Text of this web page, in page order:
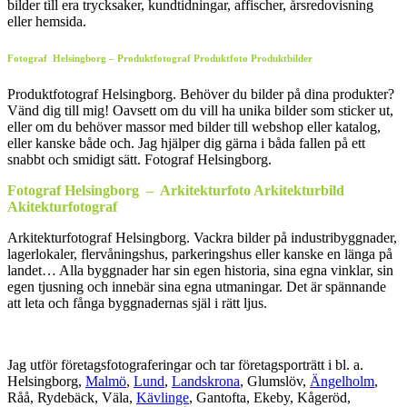
bilder till era trycksaker, kundtidningar, affischer, årsredovisning
eller hemsida.
Fotograf Helsingborg – Produktfotograf Produktfoto Produktbilder
Produktfotograf Helsingborg. Behöver du bilder på dina produkter?
Vänd dig till mig! Oavsett om du vill ha unika bilder som sticker ut,
eller om du behöver massor med bilder till webshop eller katalog,
eller kanske både och. Jag hjälper dig gärna i båda fallen på ett
snabbt och smidigt sätt. Fotograf Helsingborg.
FotografHelsingborg – Arkitekturfoto Arkitekturbild
Akitekturfotograf
Arkitekturfotograf Helsingborg. Vackra bilder på industribyggnader,
lagerlokaler, flervåningshus, parkeringshus eller kanske en länga på
landet… Alla byggnader har sin egen historia, sina egna vinklar, sin
egen tjusning och innebär sina egna utmaningar. Det är spännande
att leta och fånga byggnadernas själ i rätt ljus.
Jag utför företagsfotograferingar och tar företagsporträtt i bl. a.
Helsingborg, Malmö, Lund, Landskrona, Glumslöv, Ängelholm,
Råå, Rydebäck, Väla, Kävlinge, Gantofta, Ekeby, Kågeröd,